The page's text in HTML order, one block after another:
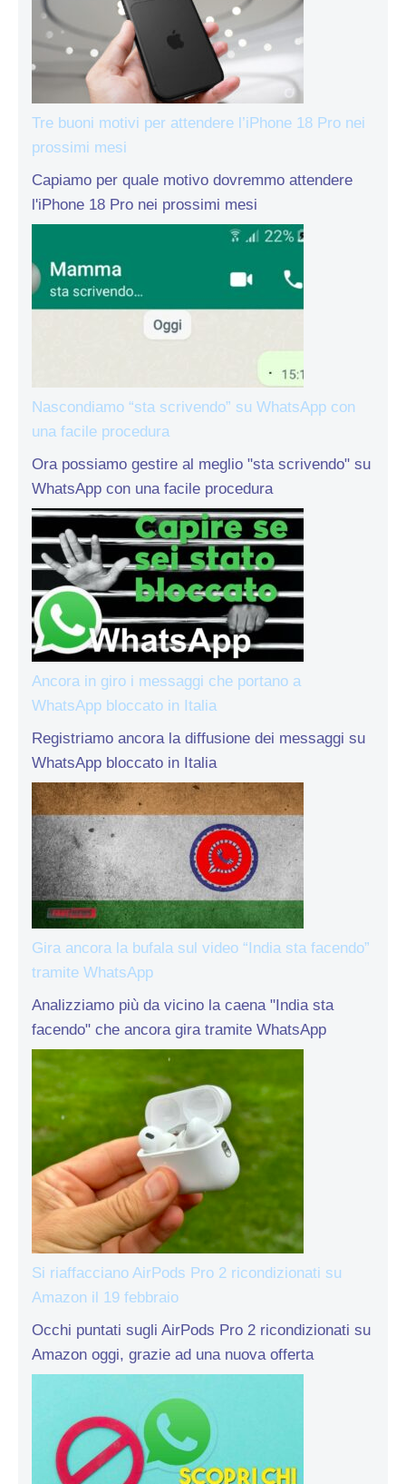
Tre buoni motivi per attendere l’iPhone 18 Pro nei
prossimi mesi
Capiamo per quale motivo dovremmo attendere
l'iPhone 18 Pro nei prossimi mesi
Nascondiamo “sta scrivendo” su WhatsApp con
una facile procedura
Ora possiamo gestire al meglio "sta scrivendo" su
WhatsApp con una facile procedura
Ancora in giro i messaggi che portano a
WhatsApp bloccato in Italia
Registriamo ancora la diffusione dei messaggi su
WhatsApp bloccato in Italia
Gira ancora la bufala sul video “India sta facendo”
tramite WhatsApp
Analizziamo più da vicino la caena "India sta
facendo" che ancora gira tramite WhatsApp
Si riaffacciano AirPods Pro 2 ricondizionati su
Amazon il 19 febbraio
Occhi puntati sugli AirPods Pro 2 ricondizionati su
Amazon oggi, grazie ad una nuova offerta